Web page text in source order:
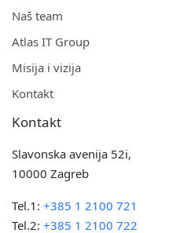
Naš team
Atlas IT Group
Misija i vizija
Kontakt
Kontakt
Slavonska avenija 52i,
10000 Zagreb
Tel.1:+385 1 2100 721
Tel.2:+385 1 2100 722